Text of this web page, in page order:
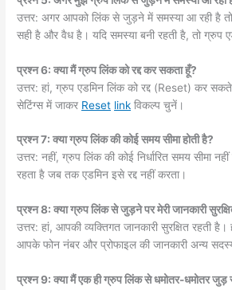
उत्तर: अगर आपको लिंक से जुड़ने में समस्या आ रही है
सही है और वैध है। यदि समस्या बनी रहती है, तो ग्रुप
प्रश्न 6: क्या मैं ग्रुप लिंक को रद्द कर सकता हूँ?
उत्तर: हां, ग्रुप एडमिन लिंक को रद्द (Reset) कर
सेटिंग्स में जाकर Reset link विकल्प चुनें।
प्रश्न 7: क्या ग्रुप लिंक की कोई समय सीमा होती है?
उत्तर: नहीं, ग्रुप लिंक की कोई निर्धारित समय सीमा
रहता है जब तक एडमिन इसे रद्द नहीं करता।
प्रश्न 8: क्या ग्रुप लिंक से जुड़ने पर मेरी जानकारी
उत्तर: हां, आपकी व्यक्तिगत जानकारी सुरक्षित रहती
आपके फोन नंबर और प्रोफाइल की जानकारी अन्य
प्रश्न 9: क्या मैं एक ही ग्रुप लिंक से धमोतर-धमोतर जुड़